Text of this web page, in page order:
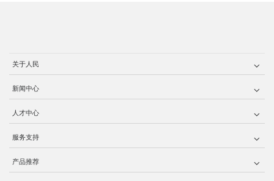
关于人民
新闻中心
人才中心
服务支持
产品推荐